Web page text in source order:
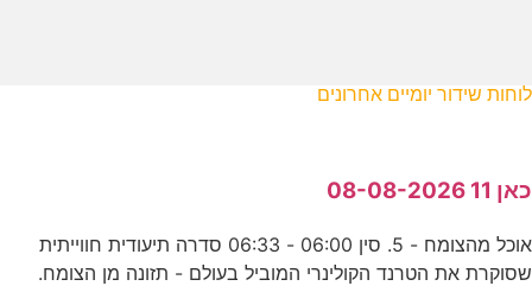
לוחות שידור יומיים אחרונים
כאן 11 08-08-2026
אוכל מהצומח - 5. סין 06:00 - 06:33 סדרה תיעודית חווייתית
שסוקרת את הטרנד הקולינרי המוביל בעולם - תזונה מן הצומח.